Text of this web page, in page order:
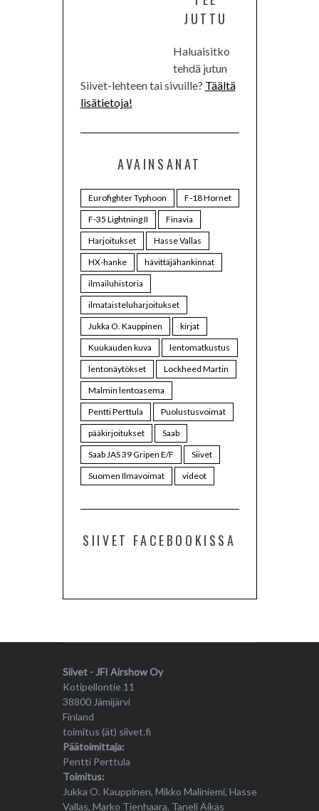
JUTTU
Haluaisitko
tehdä jutun
Siivet-lehteen tai sivuille? Täältä
lisätietoja!
AVAINSANAT
Eurofighter Typhoon
F-18 Hornet
F-35 Lightning II
Finavia
Harjoitukset
Hasse Vallas
HX-hanke
hävittäjähankinnat
ilmailuhistoria
ilmataisteluharjoitukset
Jukka O. Kauppinen
kirjat
Kuukauden kuva
lentomatkustus
lentonäytökset
Lockheed Martin
Malmin lentoasema
Pentti Perttula
Puolustusvoimat
pääkirjoitukset
Saab
Saab JAS 39 Gripen E/F
Siivet
Suomen Ilmavoimat
videot
SIIVET FACEBOOKISSA
Siivet - JFI Airshow Oy
Kotipellontie 11
38800 Jämijärvi
Finland
toimitus (ät) siivet.fi
Päätoimittaja:
Pentti Perttula
Toimitus:
Jukka O. Kauppinen, Mikko Maliniemi, Hasse
Vallas, Marko Tienhaara, Taneli Äikäs